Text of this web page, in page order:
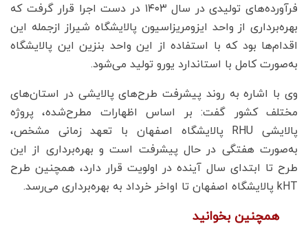
فرآورده‌های تولیدی در سال ۱۴۰۳ در دست اجرا قرار گرفت که
بهره‌برداری از واحد ایزومریزاسیون پالایشگاه شیراز ازجمله این
اقدام‌ها بود که با استفاده از این واحد بنزین این پالایشگاه
به‌صورت کامل با استاندارد یورو تولید می‌شود.
وی با اشاره به روند پیشرفت طرح‌های پالایشی در استان‌های
مختلف کشور گفت: بر اساس اظهارات مطرح‌شده، پروژه
پالایشی RHU پالایشگاه اصفهان با تعهد زمانی مشخص،
به‌صورت هفتگی در حال پیشرفت است و بهره‌برداری از این
طرح تا ابتدای سال آینده در اولویت قرار دارد، همچنین طرح
kHT پالایشگاه اصفهان تا اواخر خرداد به بهره‌برداری می‌رسد.
همچنین بخوانید